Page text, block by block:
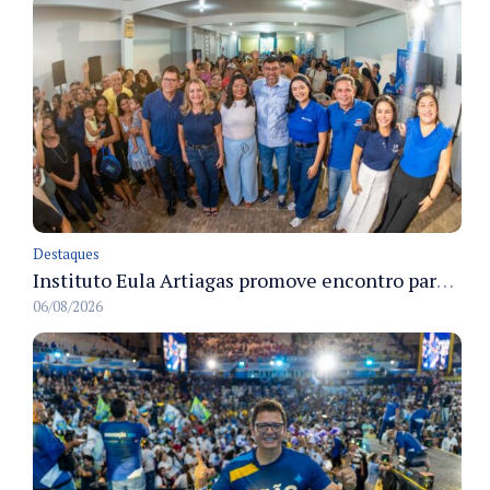
Destaques
Instituto Eula Artiagas promove encontro para discutir melhorias para o bairro Petrópolis
06/08/2026